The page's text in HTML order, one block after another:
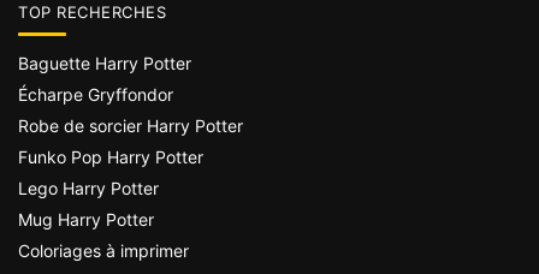
TOP RECHERCHES
Baguette Harry Potter
Écharpe Gryffondor
Robe de sorcier Harry Potter
Funko Pop Harry Potter
Lego Harry Potter
Mug Harry Potter
Coloriages à imprimer